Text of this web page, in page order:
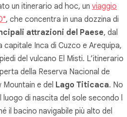
un itinerario ad hoc, un viaggio
, che concentra in una dozzina di
attrazioni del Paese, dal
capitale Inca di Cuzco e Arequipa,
del vulcano El Misti. L’itinerario
della Reserva Nacional de
Mountain e del Lago Titicaca. No,
luogo di nascita del sole secondo la
il bacino navigabile più alto del